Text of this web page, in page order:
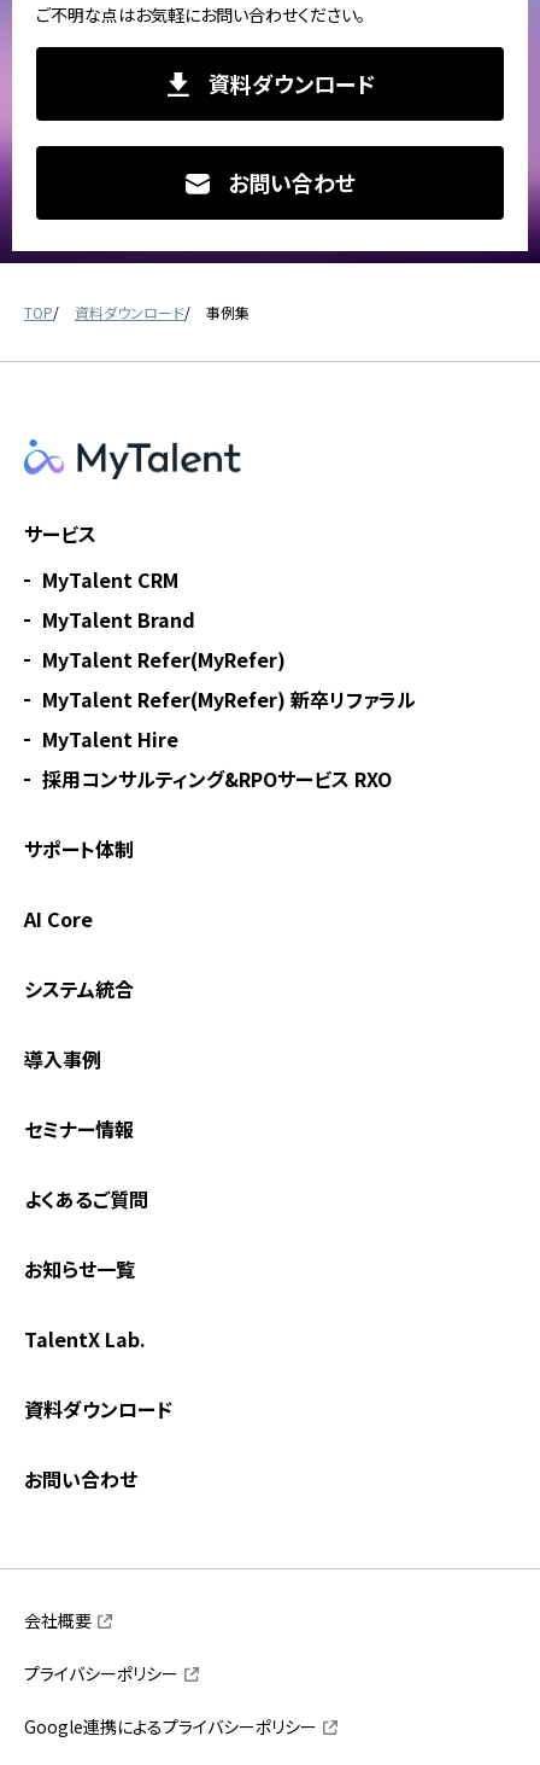
ご不明な点はお気軽にお問い合わせください。
資料ダウンロード
お問い合わせ
TOP 資料ダウンロード 事例集
サービス
MyTalent CRM
MyTalent Brand
MyTalent Refer(MyRefer)
MyTalent Refer(MyRefer) 新卒リファラル
MyTalent Hire
採用コンサルティング&RPOサービス RXO
サポート体制
AI Core
システム統合
導入事例
セミナー情報
よくあるご質問
お知らせ一覧
TalentX Lab.
資料ダウンロード
お問い合わせ
会社概要
プライバシーポリシー
Google連携によるプライバシーポリシー